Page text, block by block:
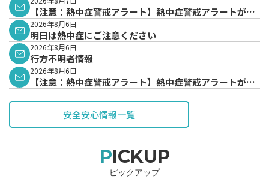
【注意：熱中症警戒アラート】熱中症警戒アラートが発
表されています。
2026年8月6日
明日は熱中症にご注意ください
2026年8月6日
行方不明者情報
2026年8月6日
【注意：熱中症警戒アラート】熱中症警戒アラートが発
安全安心情報一覧
PICKUP
ピックアップ